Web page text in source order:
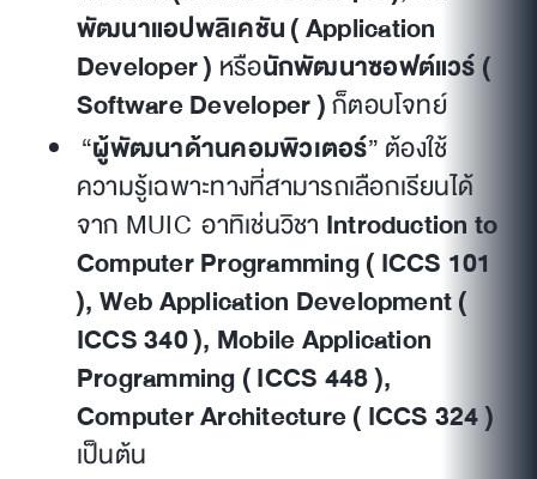
พัฒนาแอปพลิเคชัน ( Application
Developer ) หรือนักพัฒนาซอฟต์แวร์ (
Software Developer )ก็ตอบโจทย์
“ผู้พัฒนาด้านคอมพิวเตอร์” ต้องใช้
ความรู้เฉพาะทางที่สามารถเลือกเรียนได้
จาก MUIC อาทิเช่นวิชา Introduction to
Computer Programming ( ICCS 101
), Web Application Development (
ICCS 340 ), Mobile Application
Programming ( ICCS 448 ),
Computer Architecture ( ICCS 324 )
เป็นต้น